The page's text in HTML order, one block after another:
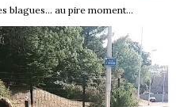
blagues... au pire moment...